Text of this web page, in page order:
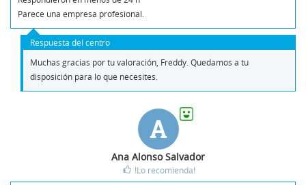
Parece una empresa profesional.
Respuesta del centro
Muchas gracias por tu valoración, Freddy. Quedamos a tu
disposición para lo que necesites.
A
Ana Alonso Salvador
!Lo recomienda!